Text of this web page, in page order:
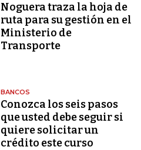
Noguera traza la hoja de
ruta para su gestión en el
Ministerio de
Transporte
BANCOS
Conozca los seis pasos
que usted debe seguir si
quiere solicitar un
crédito este curso